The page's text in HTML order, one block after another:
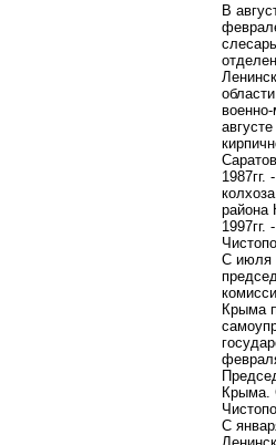
В
1987гг.
района
С июля
Крыма
Крыма.
С